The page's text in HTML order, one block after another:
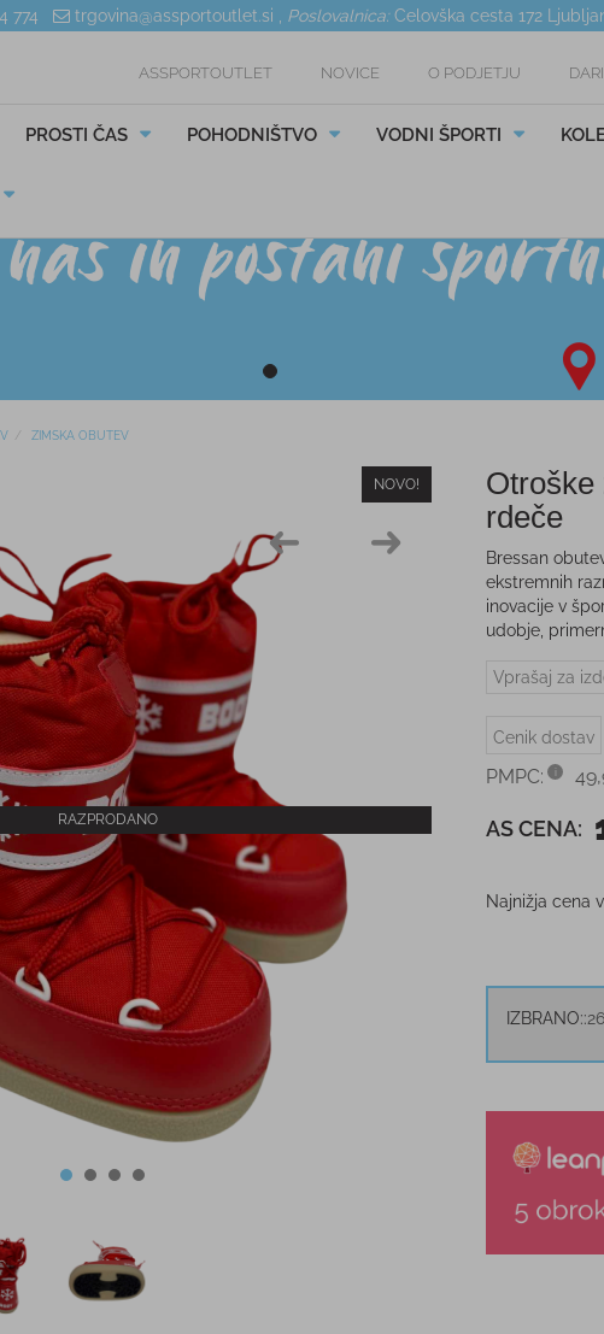
774 trgovina@assportoutlet.si Poslovalnica: Celovška cesta 172
ASSPORTOUTLET NOVICE O PODJETJU
PROSTI ČAS POHODNIŠTVO VODNI ŠPORTI
ZIMSKA OBUTEV
RAZPRODANO
NOVO!
Otroške
rdeče
Bressan
ekstremnih
inovacije v
udobje,
Vprašaj za
Cenik dostav
PMPC:
AS CENA:
Najnižja cena
IZBRANO: